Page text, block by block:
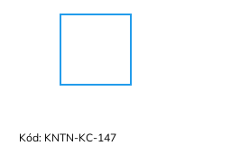
Kód: KNTN-KC-147